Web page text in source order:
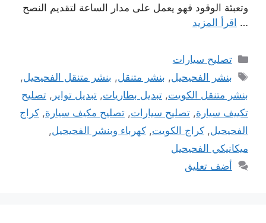
وتعبئة الوقود فهو يعمل على مدار الساعة لتقديم النصح
… اقرأ المزيد
التصنيفات
تصليح سيارات
الوسوم
بنشر الفحيحيل, بنشر متنقل, بنشر متنقل الفحيحيل,
بنشر متنقل الكويت, تبديل بطاريات, تبديل تواير , تصليح
تكييف سيارة, تصليح سيارات, تصليح مكيف سيارة, كراج
الفحيحيل, كراج الكويت, كهرباء وبنشر الفحيحيل,
ميكانيكي الفحيحيل
أضف تعليق